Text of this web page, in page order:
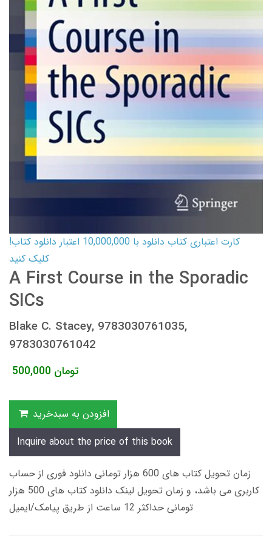
کارت اعتباری کتاب دانلود با 10,000,000 اعتبار دانلود کتاب!
کلیک کنید
A First Course in the Sporadic
SICs
Blake C. Stacey, 9783030761035,
9783030761042
500,000 تومان
افزودن به سبدخرید
Inquire about the price of this book
زمان تحویل کتاب های 600 هزار تومانی دانلود فوری از حساب
کاربری می باشد، و زمان تحویل لینک دانلود کتاب های 500 هزار
تومانی حداکثر 12 ساعت از طریق پیامک/ایمیل